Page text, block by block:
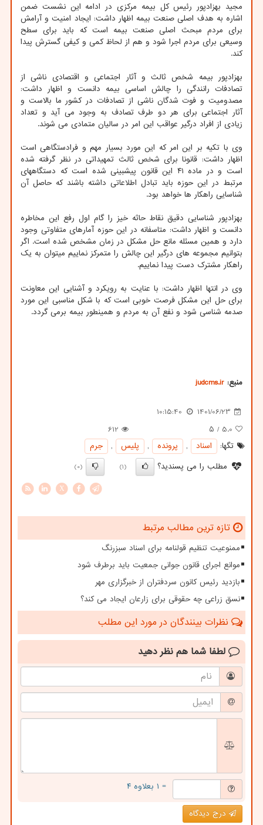
مجید بهزادپور رئیس کل بیمه مرکزی در ادامه این نشست ضمن
اشاره به هدف اصلی صنعت بیمه اظهار داشت: ایجاد امنیت و آرامش
برای مردم مبحث اصلی صنعت بیمه است که باید برای سطح
وسیعی برای مردم اجرا شود و هم از لحاظ کمی و کیفی گسترش پیدا
کند.
بهزادپور بیمه شخص ثالث و آثار اجتماعی و اقتصادی ناشی از
تصادفات رانندگی را چالش اساسی بیمه دانست و اظهار داشت:
مصدومیت و فوت شدگان ناشی از تصادفات در کشور ما بالاست و
آثار اجتماعی برای هر دو طرف تصادف به وجود می آید و تعداد
زیادی از افراد درگیر عواقب این امر در سالیان متمادی می شوند.
وی با تکیه بر این امر که این مورد بسیار مهم و فرادستگاهی است
اظهار داشت: قانونا برای شخص ثالث تمهیداتی در نظر گرفته شده
است و در ماده ۴۱ این قانون پیشبینی شده است که دستگاههای
مرتبط در این حوزه باید تبادل اطلاعاتی داشته باشند که حاصل آن
شناسایی راهکار ها خواهد بود.
بهزادپور شناسایی دقیق نقاط حاثه خیز را گام اول رفع این مخاطره
دانست و اظهار داشت: متاسفانه در این حوزه آمارهای متفاوتی وجود
دارد و همین مسئله مانع حل مشکل در زمان مشخص شده است. اگر
بتوانیم مجموعه های درگیر این چالش را متمرکز نماییم میتوان به یک
راهکار مشترک دست پیدا نماییم.
وی در انتها اظهار داشت: با عنایت به رویکرد و آشنایی این معاونت
برای حل این مشکل فرصت خوبی است که با شکل مناسبی این مورد
صدمه شناسی شود و نفع آن به مردم و همینطور بیمه برمی گردد.
منبع: judcms.ir
1401/06/23
10:15:40
5.0 / ۵
612
تگها:
اسناد , پرونده , پلیس ,
جرم
مطلب را می پسندید؟
(1)
(0)
X
تازه ترین مطالب مرتبط
ممنوعیت تنظیم قولنامه برای اسناد سبزرنگ
موانع اجرای قانون جوانی جمعیت باید برطرف شود
بازدید رئیس کانون سردفتران از خبرگزاری مهر
نسق زراعی چه حقوقی برای زارعان ایجاد می کند؟
نظرات بینندگان در مورد این مطلب
لطفا شما هم نظر دهید
= ۱ بعلاوه ۴
درج دیدگاه